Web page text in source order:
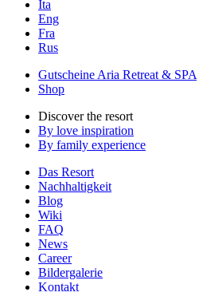
Ita
Eng
Fra
Rus
Gutscheine Aria Retreat & SPA
Shop
Discover the resort
By love inspiration
By family experience
Das Resort
Nachhaltigkeit
Blog
Wiki
FAQ
News
Career
Bildergalerie
Kontakt